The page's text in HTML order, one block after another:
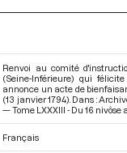
Renvoi au comité
(Seine-Inférieure) qui
annonce un acte de
(13 janvier 1794). Dans :
— Tome LXXXIII - Du 16
Français